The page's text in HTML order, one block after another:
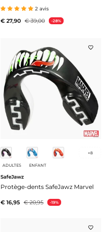
2 avis
€ 27,90 € 39,00 -28%
+8
ADULTES ENFANT
SafeJawz
Protège-dents SafeJawz Marvel
€ 16,95 € 20,95 -19%